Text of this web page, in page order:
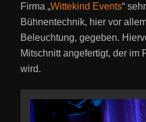
Firma „Wittekind Events“
Bühnentechnik, hier vor
Beleuchtung, gegeben.
Mitschnitt angefertigt, der im
wird.